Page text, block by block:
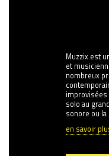
Muzzix est
et
nombreux
solo au
sonore ou
en savoir